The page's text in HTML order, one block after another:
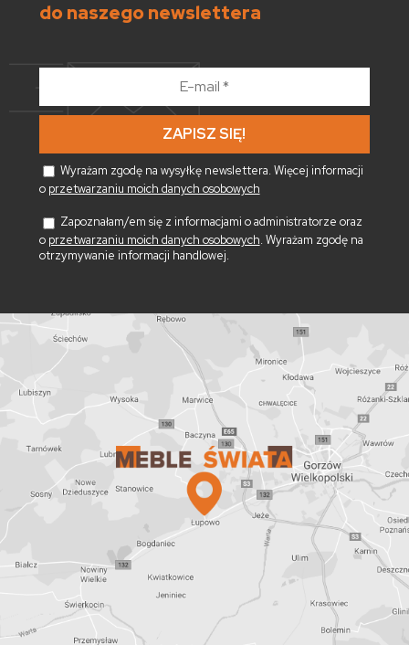
do naszego newslettera
*
Wyrażam zgodę na wysyłkę newslettera. Więcej informacji
o przetwarzaniu moich danych osobowych
Zapoznałam/em się z informacjami o administratorze oraz
o przetwarzaniu moich danych osobowych. Wyrażam zgodę na
otrzymywanie informacji handlowej.